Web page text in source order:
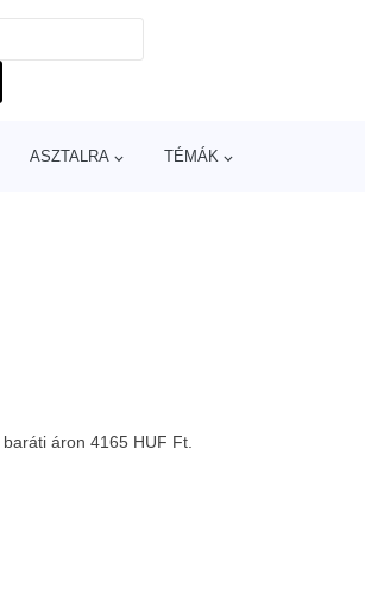
ASZTALRA TÉMÁK
baráti áron 4165 HUF Ft.